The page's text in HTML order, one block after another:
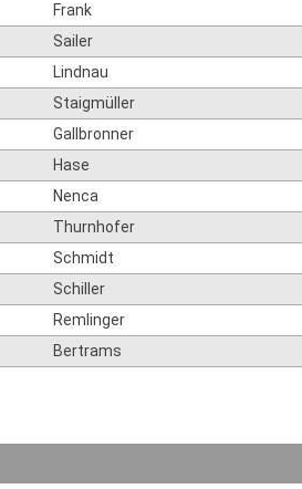
Frank
Sailer
Lindnau
Staigmüller
Gallbronner
Hase
Nenca
Thurnhofer
Schmidt
Schiller
Remlinger
Bertrams